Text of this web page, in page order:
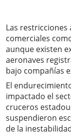
Las
comerciales
aunque existen
aeronaves
bajo compañías
El
impactado el
cruceros
suspendieron
de la